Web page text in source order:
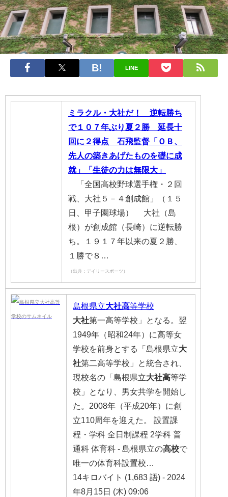
LINE
ミラクル・大社だ！ 逆転勝ち
で１０７年ぶり夏２勝 延長十
回に２得点 石飛監督「ＯＢ、
先人の築きあげたものを礎に成
就」「生徒の力は無限大」
「全国高校野球選手権・２回
戦、大社５－４創成館」（１５
日、甲子園球場） 大社（島
根）が創成館（長崎）に逆転勝
ち。１９１７年以来の夏２勝、
１勝で８…
（出典：デイリースポーツ）
島根県立大社高等学校
大社第一高等学校」となる。翌
1949年（昭和24年）に高等女
学校を前身とする「島根県立大
社第二高等学校」と統合され、
現校名の「島根県立大社高等学
校」となり、男女共学を開始し
た。2008年（平成20年）に創
立110周年を迎えた。 設置課
程・学科 全日制課程 2学科 普
通科 体育科 - 島根県立の高校で
唯一の体育科設置校…
14キロバイト (1,683 語) - 2024
年8月15日 (木) 09:06